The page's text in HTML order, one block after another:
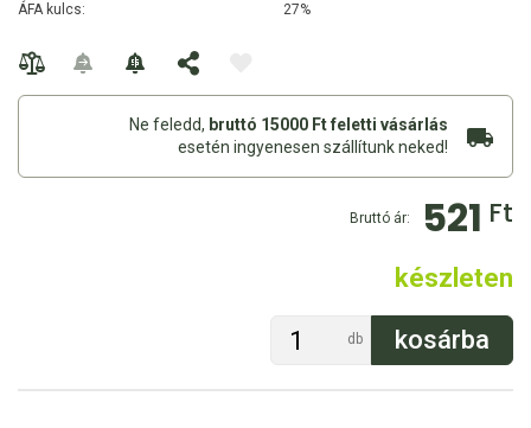
ÁFA kulcs:
27%
Ne feledd, bruttó 15000 Ft feletti vásárlás
esetén ingyenesen szállítunk neked!
Bruttó ár: 521 Ft
készleten
db